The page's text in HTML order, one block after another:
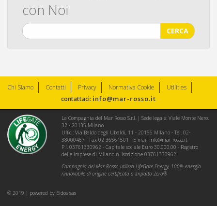
con Noi
CERCA
Chi Siamo Contatti Privacy Normativa Cookie
Utilities
contattaci: info@mar-rosso.it
La Compagnia del Mar Rosso S.r.l. | Sede legale: Viale Monte Nero,
32 - 20135 Milano
Uffici: Via Baldo degli Ubaldi, 11 - 20156 Milano - Tel. 02-
38000467 - Fax 02-36561501 - E-mail info@mar-rosso.it
P.I. 03761330962 - Capitale sociale Euro 30.000,00 - Registro
delle imprese di Milano n. iscrizione 03761330962
Compagnia del Mar Rosso utilizza LifeGate Energy, 100% energia
rinnovabile di origine certificata a Impatto Zero®
© 2019 | powered by Eidos sas